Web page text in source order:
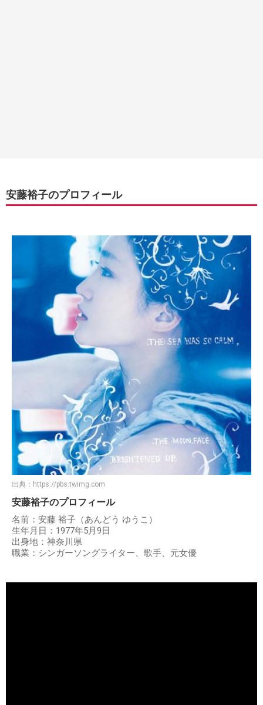
安藤裕子のプロフィール
出典： https://pbs.twimg.com
安藤裕子のプロフィール
名前：安藤 裕子（あんどう ゆうこ）
生年月日：1977年5月9日
出身地：神奈川県
職業：シンガーソングライター、歌手、元女優